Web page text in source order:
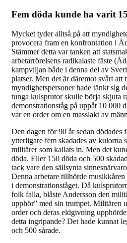
Fem döda kunde ha varit
Mycket tyder alltså på att
provocera fram en konfrontation i
Stämmer detta var tanken att
arbetarrörelsens radikalaste fäste
kampviljan både i denna del av
platser. Men det är däremot svårt att
myndighetspersoner hade tänkt sig
tunga kulsprutor skulle börja skjuta
demonstrationståg på uppåt 10 000
var en order om en masslakt av
Den dagen för 90 år sedan dödades
ytterligare fem skadades av kulorna
militärer som kallats in. Men det
döda. Eller 150 döda och 500
tack vare den sällsynta
Denna arbetare tillhörde
i demonstrationståget. Då
folk falla, blåste Andersson den
upphör” med sin trumpet. Militären
order och deras eldgivning
detta ingripande? Det hade kunnat
och 500 sårade.